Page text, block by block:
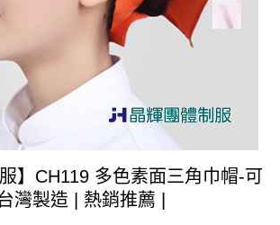
】CH119 多色素面三角巾帽-可
改色可客製 | 台灣製造 | 熱銷推薦 |